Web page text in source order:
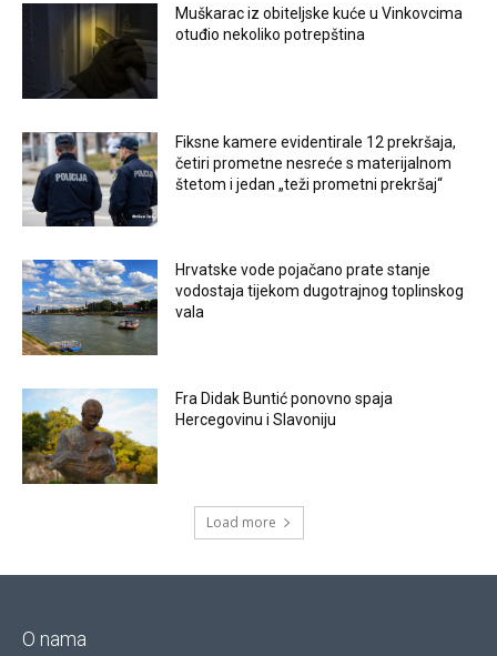
Muškarac iz obiteljske kuće u Vinkovcima
otuđio nekoliko potrepština
Fiksne kamere evidentirale 12 prekršaja,
četiri prometne nesreće s materijalnom
štetom i jedan „teži prometni prekršaj“
Hrvatske vode pojačano prate stanje
vodostaja tijekom dugotrajnog toplinskog
vala
Fra Didak Buntić ponovno spaja
Hercegovinu i Slavoniju
Load more
O nama